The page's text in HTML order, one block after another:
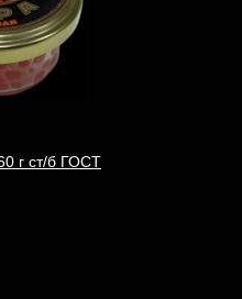
г ст/б ГОСТ